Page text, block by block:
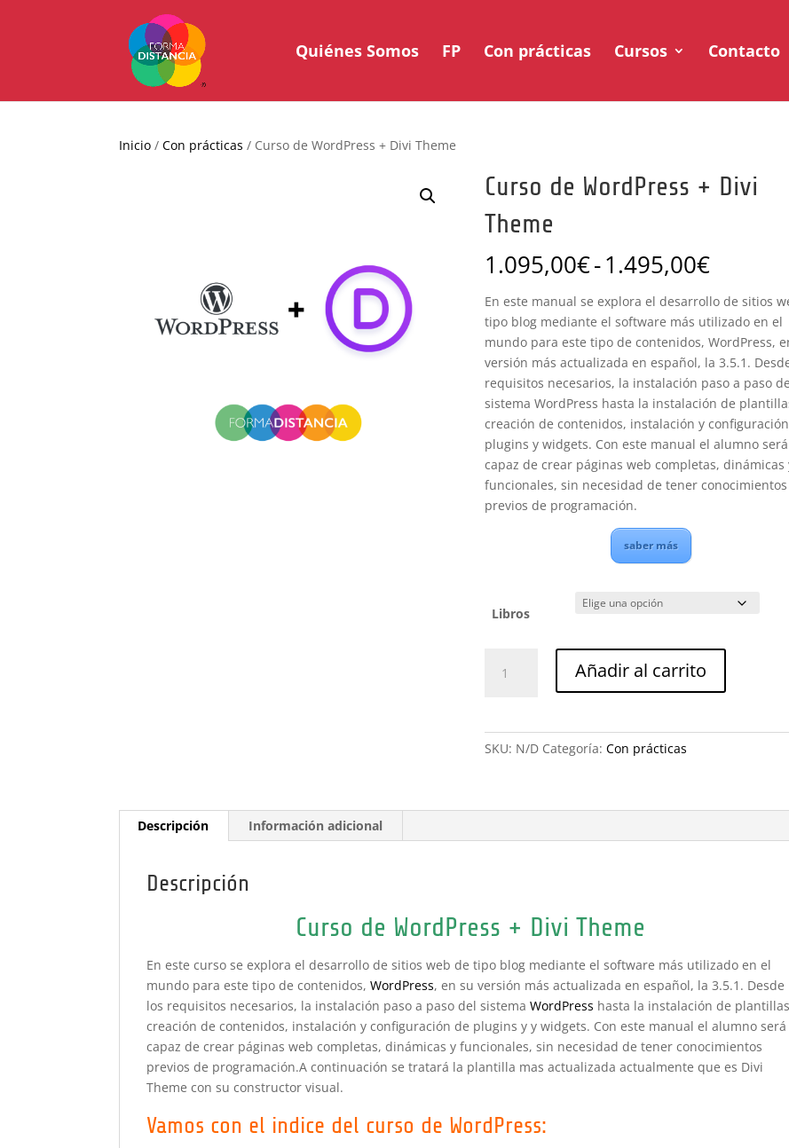
Quiénes Somos FP Con prácticas Cursos Contacto
Inicio /Con prácticas / Curso de WordPress + Divi Theme
Curso de WordPress + Divi
Theme
1.095,00€-1.495,00€Rango
desde
hasta
En este manual se explora el desarrollo de sitios
tipo blog mediante el software más utilizado en el
mundo para este tipo de contenidos, WordPress,
versión más actualizada en español, la 3.5.1.
requisitos necesarios, la instalación paso a paso
sistema WordPress hasta la instalación de
creación de contenidos, instalación y
plugins y widgets. Con este manual el alumno será
capaz de crear páginas web completas, dinámicas
funcionales, sin necesidad de tener conocimientos
previos de programación.
saber más
Libros
Añadir al carrito
SKU: N/D Categoría:Con prácticas
Descripción Información adicional
Descripción
Curso de WordPress + Divi Theme
En este curso se explora el desarrollo de sitios web de tipo blog mediante el software más utilizado en el
mundo para este tipo de contenidos,WordPress, en su versión más actualizada en español, la 3.5.1. Desde
los requisitos necesarios, la instalación paso a paso del sistemaWordPress hasta la instalación de
creación de contenidos, instalación y configuración de plugins y y widgets. Con este manual el alumno será
capaz de crear páginas web completas, dinámicas y funcionales, sin necesidad de tener conocimientos
previos de programación.A continuación se tratará la plantilla mas actualizada actualmente que es Divi
Theme con su constructor visual.
Vamos con el indice del curso de WordPress: